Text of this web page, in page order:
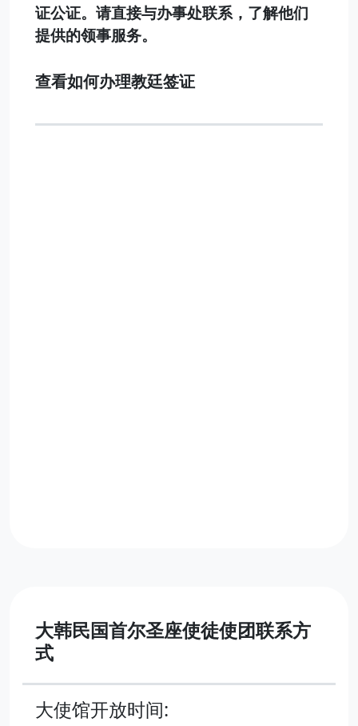
证公证。请直接与办事处联系，了解他们
提供的领事服务。
查看如何办理教廷签证
大韩民国首尔圣座使徒使团联系方
式
大使馆开放时间: